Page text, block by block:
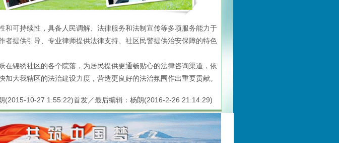
可持续性，具备人民调解、法律服务和法制宣传等多项服务能力于
者提供引导、专业律师提供法律支持、社区民警提供治安保障的特色
锦绣社区的各个院落，为居民提供更通畅贴心的法律咨询渠道，依
加大我辖区的法治建设力度，营造更良好的法治氛围作出重要贡献。
(2015-10-27 1:55:22)首发／最后编辑：杨朗(2016-2-26 21:14:29)